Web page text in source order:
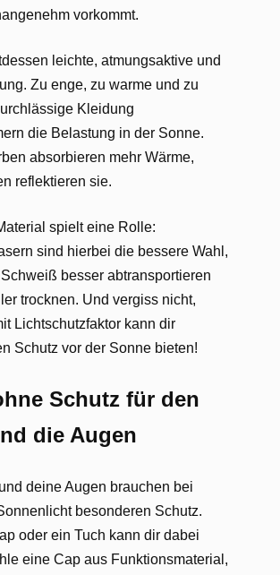
vorkommt.
leichte, atmungsaktive und
Zu enge, zu warme und zu
Kleidung
die Belastung in der Sonne.
absorbieren mehr Wärme,
reflektieren sie.
spielt eine Rolle:
sind hierbei die bessere Wahl,
besser abtransportieren
trocknen. Und vergiss nicht,
Lichtschutzfaktor kann dir
Schutz vor der Sonne bieten!
Schutz für den
die Augen
deine Augen brauchen bei
besonderen Schutz.
oder ein Tuch kann dir dabei
eine Cap aus Funktionsmaterial,